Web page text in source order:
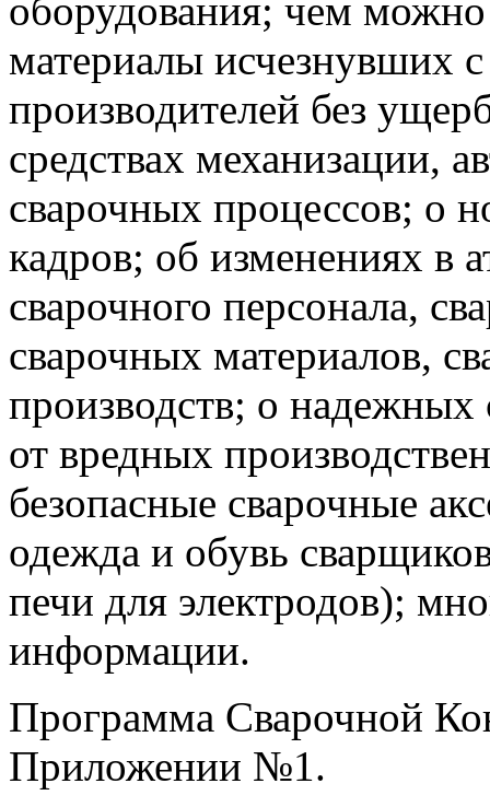
оборудования; чем
материалы исчезнувших
производителей без
средствах механизации,
сварочных процессов; о
кадров; об изменениях в
сварочного персонала,
сварочных материалов,
производств; о надежных
от вредных
безопасные сварочные
одежда и обувь
печи для электродов);
информации.
Программа Сварочной
Приложении №1.